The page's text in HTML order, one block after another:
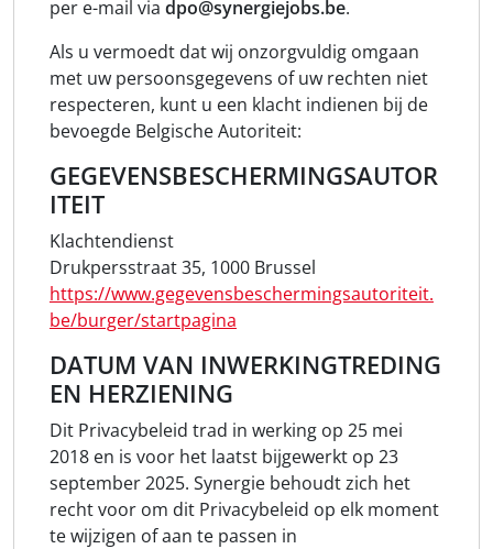
per e-mail via dpo@synergiejobs.be.
Als u vermoedt dat wij onzorgvuldig omgaan
met uw persoonsgegevens of uw rechten niet
respecteren, kunt u een klacht indienen bij de
bevoegde Belgische Autoriteit:
GEGEVENSBESCHERMINGSAUTOR
ITEIT
Klachtendienst
Drukpersstraat 35, 1000 Brussel
https://www.gegevensbeschermingsautoriteit.
be/burger/startpagina
DATUM VAN INWERKINGTREDING
EN HERZIENING
Dit Privacybeleid trad in werking op 25 mei
2018 en is voor het laatst bijgewerkt op 23
september 2025. Synergie behoudt zich het
recht voor om dit Privacybeleid op elk moment
te wijzigen of aan te passen in